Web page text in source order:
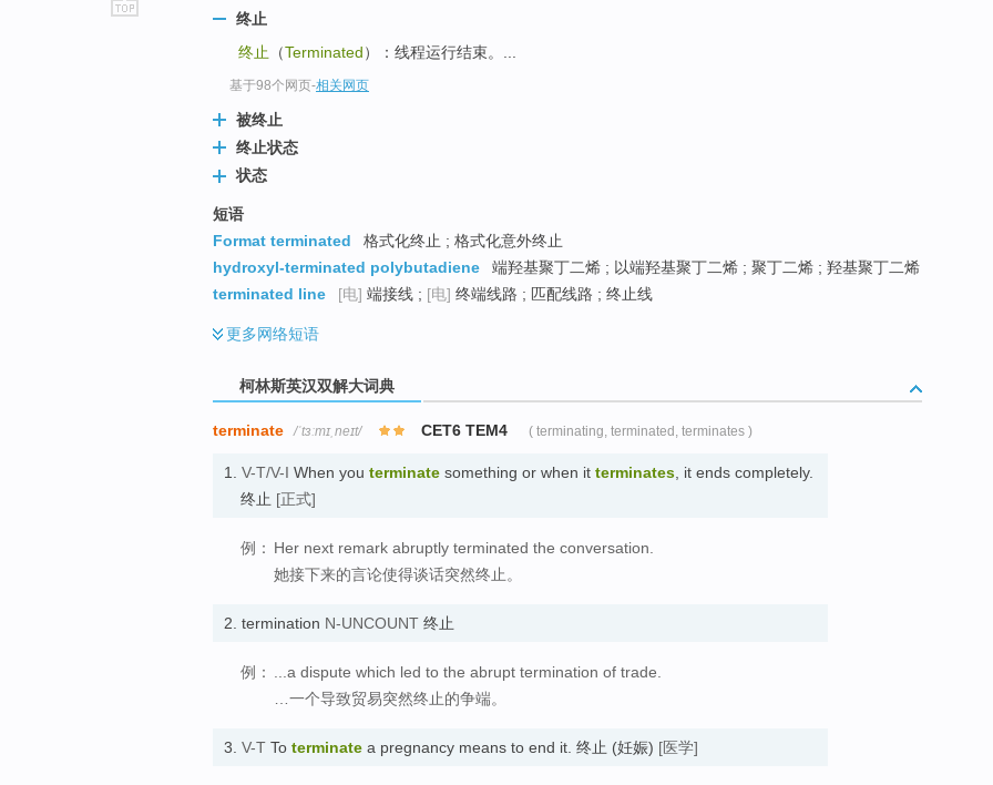
终止
终止
（Terminated）：线程运行结束。...
基于98个网页-相关网页
被终止
终止状态
状态
短语
Format terminated
格式化终止 ; 格式化意外终止
hydroxyl-terminated polybutadiene
端羟基聚丁二烯 ; 以端羟基聚丁二烯 ; 聚丁二烯 ; 羟基聚丁二烯
terminated line
[电] 端接线 ; [电] 终端线路 ; 匹配线路 ; 终止线
更多网络短语
柯林斯英汉双解大词典
terminate /ˈtɜːmɪˌneɪt/ CET6 TEM4 ( terminating, terminated, terminates )
1. V-T/V-I When you terminate something or when it terminates , it ends completely.
终止 [正式]
例： Her next remark abruptly terminated the conversation.
她接下来的言论使得谈话突然终止。
2. termination N-UNCOUNT 终止
例：
...a dispute which led to the abrupt termination of trade.
…一个导致贸易突然终止的争端。
3. V-T To terminate a pregnancy means to end it. 终止 (妊娠) [医学]